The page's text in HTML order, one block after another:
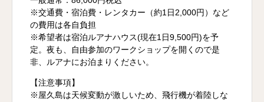
※交通費・宿泊費・レンタカー（約1日2,000円）など
の費用は各自負担
※希望者は宿泊ルアナハウス(現在1日9,500円)を予
定。夜も、自由参加のワークショップを開くので是
非、ルアナにお泊まりください。
【注意事項】
※屋久島は天候変動が激しいため、飛行機が着陸しな